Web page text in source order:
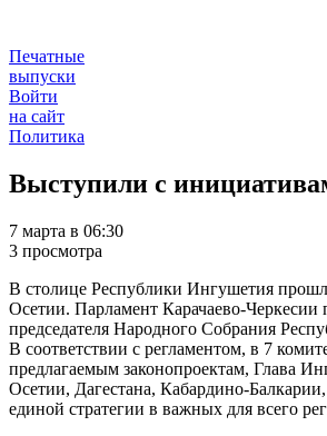
Печатные
выпуски
Войти
на сайт
Политика
Выступили с
7 марта в 06:30
3 просмотра
В столице Республики Ингушетия
Осетии. Парламент Карачаево-Черкесии
председателя Народного Собрания
В соответствии с регламентом, в 7
предлагаемым законопроектам, Глава
Осетии, Дагестана, Кабардино-
единой стратегии в важных для всего